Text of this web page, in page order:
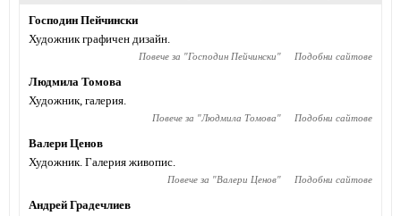
Господин Пейчински
Художник графичен дизайн.
Повече за "Господин Пейчински" Подобни сайтове
Людмила Томова
Художник, галерия.
Повече за "Людмила Томова" Подобни сайтове
Валери Ценов
Художник. Галерия живопис.
Повече за "Валери Ценов" Подобни сайтове
Андрей Градечлиев